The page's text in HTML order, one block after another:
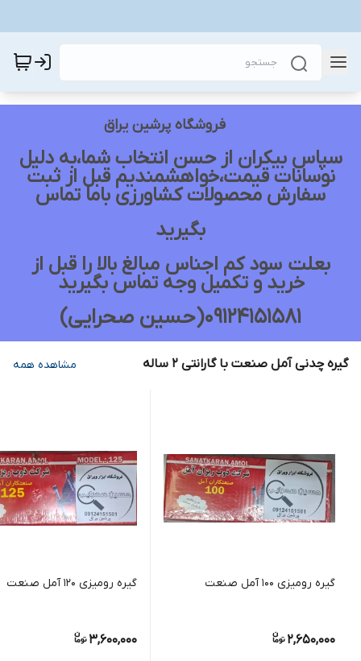
فروشگاه پرشین یراق
سپاس بیکران از حسن انتخاب شما،به دلیل
نوسانات قیمت،خواهشمندیم قبل از ثبت
سفارش محصولات کشاورزی باما تماس
بگیرید
بعلت سود کم اجناس مبالغ بالا را قبل از
خرید و تکمیل وجه تماس بگیرید
09124151581(حسین صحرایی)
گیره چدنی آمل صنعت با گارانتی 2 ساله مشاهده همه
گیره رومیزی 100 آمل صنعت
2,650,000
گیره رومیزی 120 آمل صنعت
3,600,000